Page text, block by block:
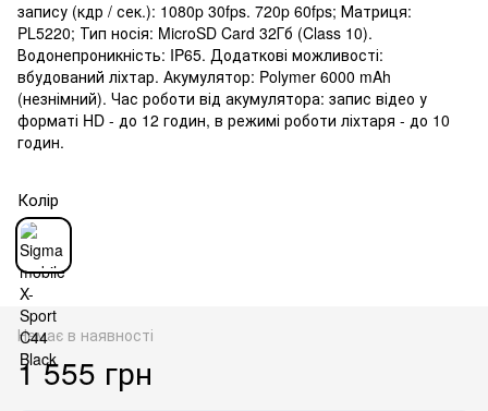
запису (кдр / сек.): 1080p 30fps. 720p 60fps; Матриця:
PL5220; Тип носія: MicroSD Card 32Гб (Class 10).
Водонепроникність: IP65. Додаткові можливості:
вбудований ліхтар. Акумулятор: Polymer 6000 mAh
(незнімний). Час роботи від акумулятора: запис відео у
форматі HD - до 12 годин, в режимі роботи ліхтаря - до 10
годин.
Колір
Немає в наявності
1 555 грн